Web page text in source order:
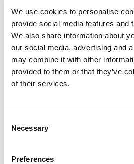
We use cookies to personalise
provide social media features and
We also share information about
our social media, advertising and
may combine it with other
provided to them or that they’ve
of their services.
Selection
Necessary
Preferences